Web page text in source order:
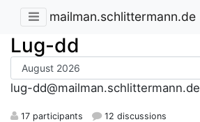
mailman.schlittermann.de
Lug-dd
lug-dd@mailman.schlittermann.de
17 participants 12 discussions